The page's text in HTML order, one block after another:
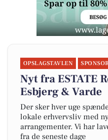
OPSLAGSTAVLEN
Nyt fra ESTATE
Esbjerg & Varde
Der sker hver uge
lokale erhvervsliv med
arrangementer. Vi har
fra de seneste dage